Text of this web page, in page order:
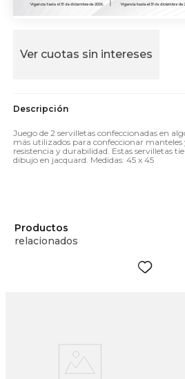
Ver cuotas sin intereses
Juego de 2 servilletas confeccionadas en
más utilizados para confeccionar manteles
resistencia y durabilidad. Estas servilletas
dibujo en jacquard. Medidas: 45 x 45
Productos
relacionados